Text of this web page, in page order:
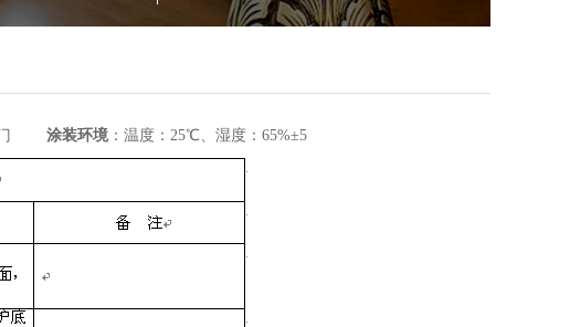
木门 涂装环境 ：温度：25℃、湿度：65%±5